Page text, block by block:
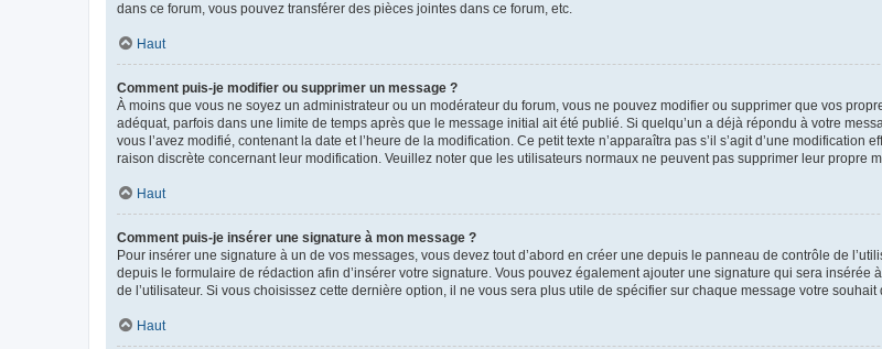
dans ce forum, vous pouvez transférer des pièces jointes dans ce forum, etc.
Haut
Comment puis-je modifier ou supprimer un message ?
À moins que vous ne soyez un administrateur ou un modérateur du forum, vous ne pouvez modifier ou supprimer que vos
adéquat, parfois dans une limite de temps après que le message initial ait été publié. Si quelqu’un a déjà répondu à votre
vous l’avez modifié, contenant la date et l’heure de la modification. Ce petit texte n’apparaîtra pas s’il s’agit d’une
raison discrète concernant leur modification. Veuillez noter que les utilisateurs normaux ne peuvent pas supprimer leur propre
Haut
Comment puis-je insérer une signature à mon message ?
Pour insérer une signature à un de vos messages, vous devez tout d’abord en créer une depuis le panneau de contrôle de
depuis le formulaire de rédaction afin d’insérer votre signature. Vous pouvez également ajouter une signature qui sera
de l’utilisateur. Si vous choisissez cette dernière option, il ne vous sera plus utile de spécifier sur chaque message votre souhait
Haut